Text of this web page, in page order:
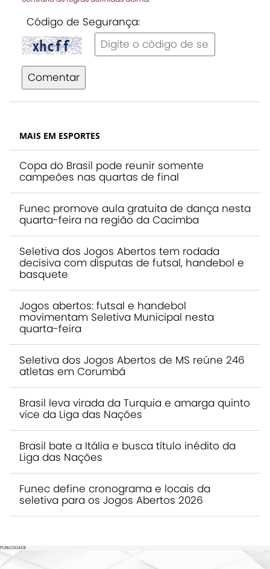
Código de Segurança:
Comentar
MAIS EM ESPORTES
Copa do Brasil pode reunir somente
campeões nas quartas de final
Funec promove aula gratuita de dança nesta
quarta-feira na região da Cacimba
Seletiva dos Jogos Abertos tem rodada
decisiva com disputas de futsal, handebol e
basquete
Jogos abertos: futsal e handebol
movimentam Seletiva Municipal nesta
quarta-feira
Seletiva dos Jogos Abertos de MS reúne 246
atletas em Corumbá
Brasil leva virada da Turquia e amarga quinto
vice da Liga das Nações
Brasil bate a Itália e busca título inédito da
Liga das Nações
Funec define cronograma e locais da
seletiva para os Jogos Abertos 2026
PUBLICIDADE